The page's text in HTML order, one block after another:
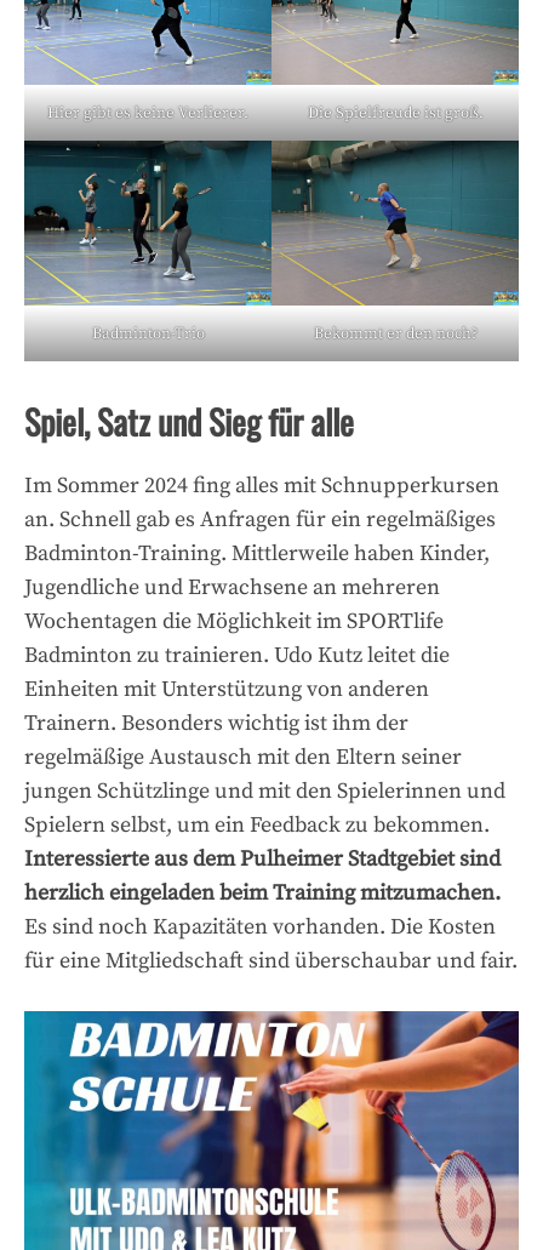
Hier gibt es keine Verlierer. Die Spielfreude ist groß.
Badminton-Trio Bekommt er den noch?
Spiel, Satz und Sieg für alle
Im Sommer 2024 fing alles mit Schnupperkursen
an. Schnell gab es Anfragen für ein regelmäßiges
Badminton-Training. Mittlerweile haben Kinder,
Jugendliche und Erwachsene an mehreren
Wochentagen die Möglichkeit im SPORTlife
Badminton zu trainieren. Udo Kutz leitet die
Einheiten mit Unterstützung von anderen
Trainern. Besonders wichtig ist ihm der
regelmäßige Austausch mit den Eltern seiner
jungen Schützlinge und mit den Spielerinnen und
Spielern selbst, um ein Feedback zu bekommen.
Interessierte aus dem Pulheimer Stadtgebiet sind
herzlich eingeladen beim Training mitzumachen.
Es sind noch Kapazitäten vorhanden. Die Kosten
für eine Mitgliedschaft sind überschaubar und fair.